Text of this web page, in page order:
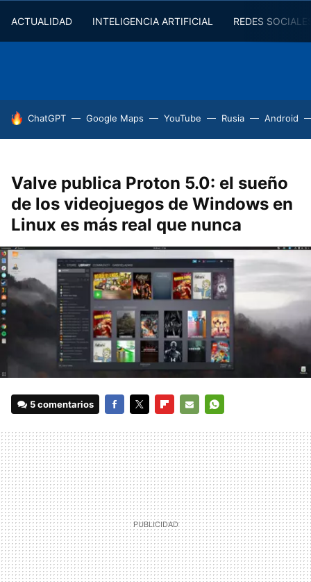
ACTUALIDAD INTELIGENCIA ARTIFICIAL REDES
HOY SE HABLA DE
ChatGPT Google Maps YouTube Rusia Android
Valve publica Proton 5.0: el sueño
de los videojuegos de Windows en
Linux es más real que nunca
5 comentarios
MAIL